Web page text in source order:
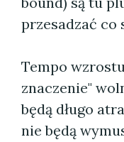
przesadzać co
Tempo
znaczenie"
będą długo
nie będą